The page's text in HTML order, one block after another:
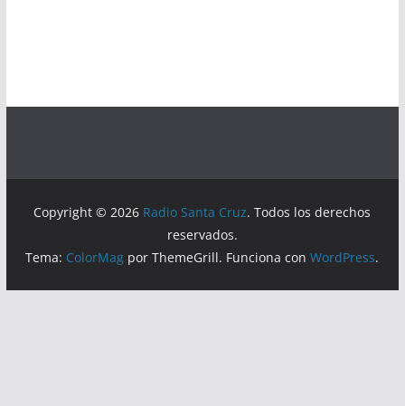
Copyright © 2026 Radio Santa Cruz. Todos los derechos
reservados.
Tema: ColorMag por ThemeGrill. Funciona conWordPress.